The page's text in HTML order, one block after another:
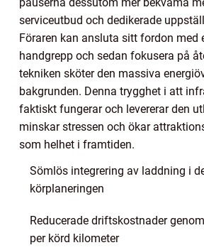
serviceutbud och dedikerade
Föraren kan ansluta sitt fordon med
handgrepp och sedan fokusera på
tekniken sköter den massiva
bakgrunden. Denna trygghet i att
faktiskt fungerar och levererar den
minskar stressen och ökar
som helhet i framtiden.
Sömlös integrering av laddning i
körplaneringen
Reducerade driftskostnader
per körd kilometer